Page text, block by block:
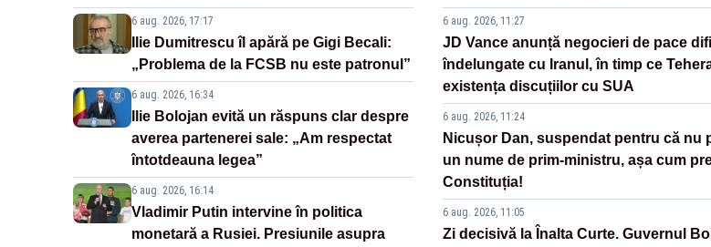
6 aug. 2026, 17:17
Ilie Dumitrescu îl apără pe Gigi Becali:
„Problema de la FCSB nu este patronul”
6 aug. 2026, 16:34
Ilie Bolojan evită un răspuns clar despre
averea partenerei sale: „Am respectat
întotdeauna legea”
6 aug. 2026, 16:14
Vladimir Putin intervine în politica
monetară a Rusiei. Presiunile asupra
6 aug. 2026, 11:27
JD Vance anunță negocieri de pace
îndelungate cu Iranul, în timp ce
existența discuțiilor cu SUA
6 aug. 2026, 11:24
Nicușor Dan, suspendat pentru că nu
un nume de prim-ministru, așa cum
Constituția!
6 aug. 2026, 11:05
Zi decisivă la Înalta Curte. Guvernul